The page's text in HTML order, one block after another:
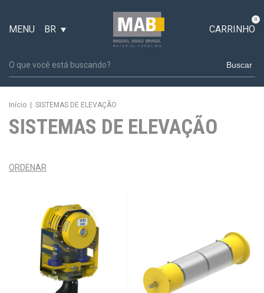
MENU BR CARRINHO
0
Buscar
Início SISTEMAS DE ELEVAÇÃO
SISTEMAS DE ELEVAÇÃO
ORDENAR